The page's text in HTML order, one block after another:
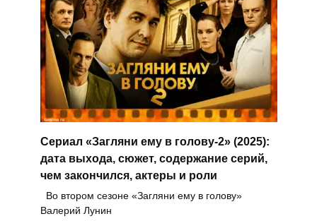
Сериал «Загляни ему в голову-2» (2025):
дата выхода, сюжет, содержание серий,
чем закончился, актеры и роли
Во втором сезоне «Загляни ему в голову»
Валерий Лунин